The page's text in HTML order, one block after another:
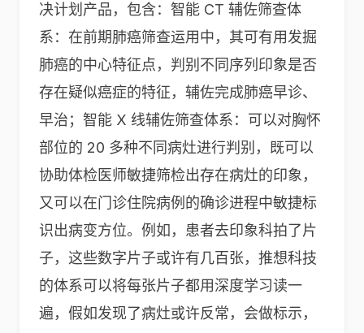
决计划产品，包含：智能 CT 辅佐筛查体
系：在前期肺癌筛查运用中，其可有用发掘
肺癌的中心特征点，判别不同序列印象是否
存在疑似癌症的特征，辅佐完成肺癌早诊、
早治；智能 X 线辅佐筛查体系：可以对胸怀
部位的 20 多种不同病灶进行判别，既可以
协助体检医师敏捷筛检出存在病灶的印象，
又可以在门诊住院病例的确诊进程中敏捷标
识出病变方位。例如，患者去印象科拍了片
子，这些数字片子或许有几百张，推想科技
的体系可以将每张片子都用深度学习读一
遍，假如发现了病灶或许反常，会做标示，